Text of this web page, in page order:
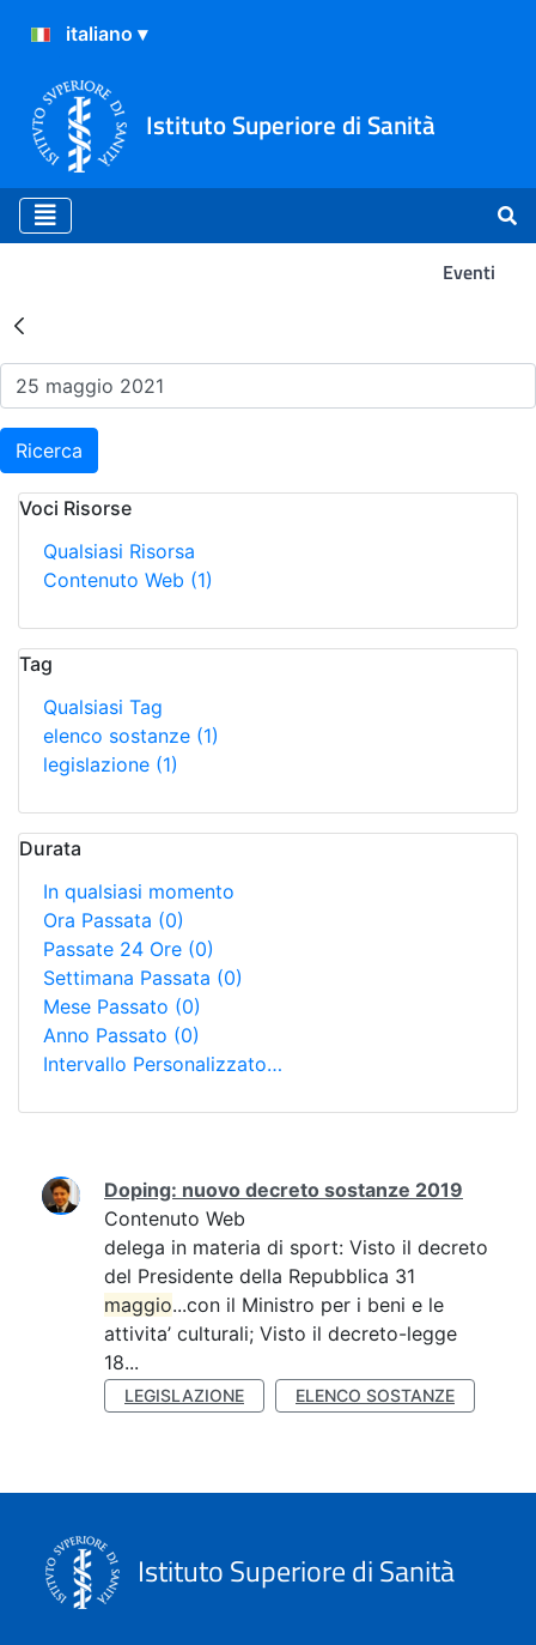
Istituto Superiore di Sanità
Eventi
Risultati della Ricerca -
Ricerca
Voci Risorse
Qualsiasi Risorsa
Contenuto Web (1)
Tag
Qualsiasi Tag
elenco sostanze (1)
legislazione (1)
Durata
In qualsiasi momento
Ora Passata (0)
Passate 24 Ore (0)
Settimana Passata (0)
Mese Passato (0)
Anno Passato (0)
Intervallo Personalizzato…
Ricerca
Doping: nuovo decreto sostanze 2019
Contenuto Web
delega in materia di sport: Visto il decreto
del Presidente della Repubblica 31
maggio...con il Ministro per i beni e le
attivita’ culturali; Visto il decreto-legge
18...
LEGISLAZIONE ELENCO SOSTANZE
Istituto Superiore di Sanità